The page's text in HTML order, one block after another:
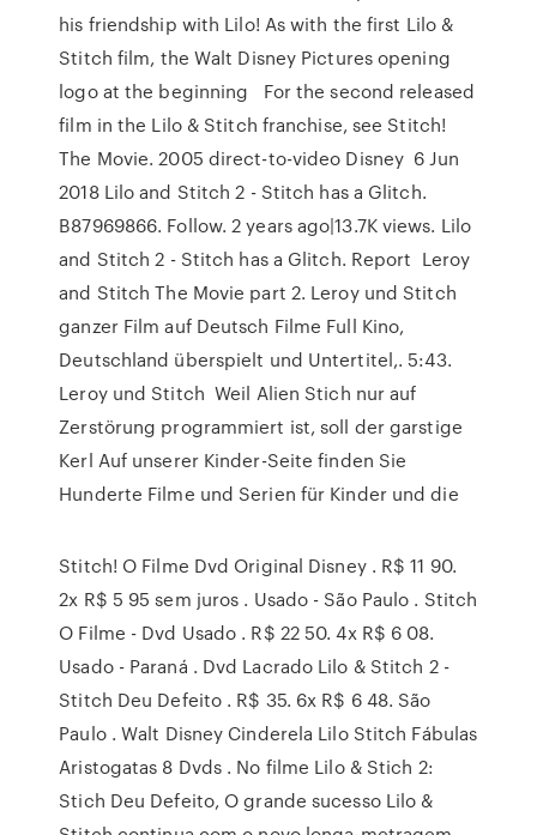
his friendship with Lilo! As with the first Lilo &
Stitch film, the Walt Disney Pictures opening
logo at the beginning For the second released
film in the Lilo & Stitch franchise, see Stitch!
The Movie. 2005 direct-to-video Disney 6 Jun
2018 Lilo and Stitch 2 - Stitch has a Glitch.
B87969866. Follow. 2 years ago|13.7K views. Lilo
and Stitch 2 - Stitch has a Glitch. Report Leroy
and Stitch The Movie part 2. Leroy und Stitch
ganzer Film auf Deutsch Filme Full Kino,
Deutschland überspielt und Untertitel,. 5:43.
Leroy und Stitch Weil Alien Stich nur auf
Zerstörung programmiert ist, soll der garstige
Kerl Auf unserer Kinder-Seite finden Sie
Hunderte Filme und Serien für Kinder und die
Stitch! O Filme Dvd Original Disney . R$ 11 90.
2x R$ 5 95 sem juros . Usado - São Paulo . Stitch
O Filme - Dvd Usado . R$ 22 50. 4x R$ 6 08.
Usado - Paraná . Dvd Lacrado Lilo & Stitch 2 -
Stitch Deu Defeito . R$ 35. 6x R$ 6 48. São
Paulo . Walt Disney Cinderela Lilo Stitch Fábulas
Aristogatas 8 Dvds . No filme Lilo & Stich 2:
Stich Deu Defeito, O grande sucesso Lilo &